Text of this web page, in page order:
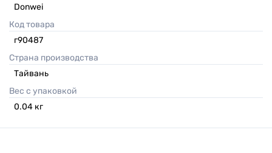
Donwei
Код товара
г90487
Страна производства
Тайвань
Вес с упаковкой
0.04 кг